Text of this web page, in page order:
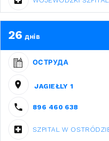
26 днів
ОСТРУДА
JAGIEŁLY 1
896 460 638
SZPITAL W